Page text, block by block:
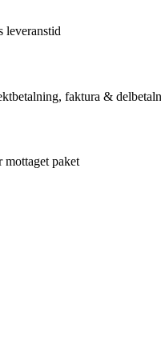
leveranstid
faktura &
mottaget paket